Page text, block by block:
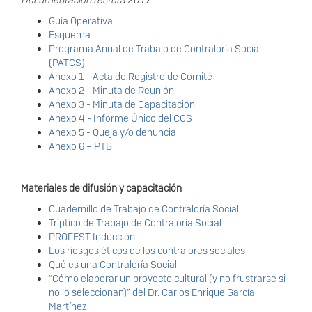
Guía Operativa
Esquema
Programa Anual de Trabajo de Contraloría Social
(PATCS)
Anexo 1 - Acta de Registro de Comité
Anexo 2 - Minuta de Reunión
Anexo 3 - Minuta de Capacitación
Anexo 4 - Informe Único del CCS
Anexo 5 - Queja y/o denuncia
Anexo 6 – PTB
Materiales de difusión y capacitación
Cuadernillo de Trabajo de Contraloría Social
Tríptico de Trabajo de Contraloría Social
PROFEST Inducción
Los riesgos éticos de los contralores sociales
Qué es una Contraloría Social
“Cómo elaborar un proyecto cultural (y no frustrarse si
no lo seleccionan)” del Dr. Carlos Enrique García
Martínez